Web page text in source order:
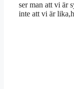
ser man att vi är
inte att vi är